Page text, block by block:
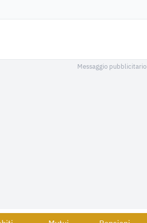
Messaggio pubblicitario